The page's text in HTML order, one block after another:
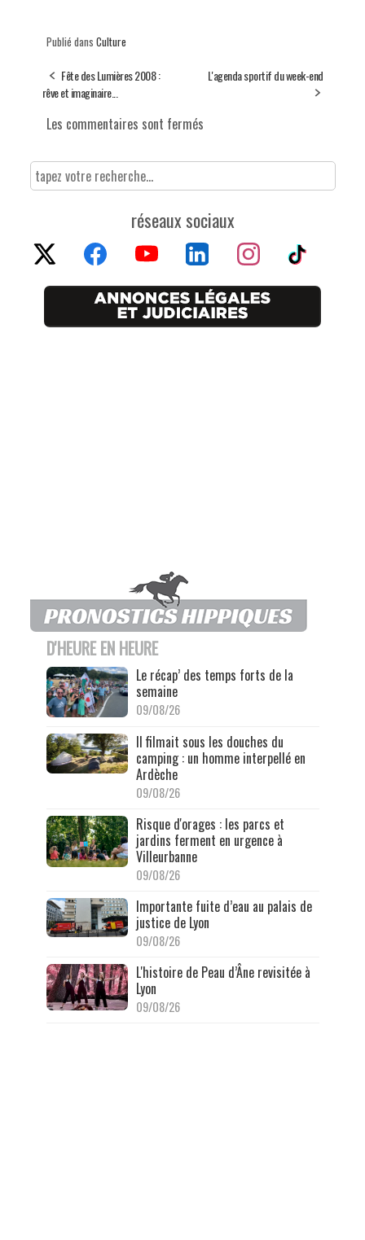
Publié dans Culture
Fête des Lumières 2008 :
rêve et imaginaire...
L'agenda sportif du week-end
Les commentaires sont fermés
réseaux sociaux
D'HEURE EN HEURE
Le récap’ des temps forts de la
semaine
09/08/26
Il filmait sous les douches du
camping : un homme interpellé en
Ardèche
09/08/26
Risque d'orages : les parcs et
jardins ferment en urgence à
Villeurbanne
09/08/26
Importante fuite d’eau au palais de
justice de Lyon
09/08/26
L'histoire de Peau d’Âne revisitée à
Lyon
09/08/26